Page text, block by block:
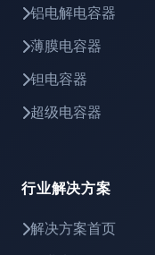
铝电解电容器
薄膜电容器
钽电容器
超级电容器
行业解决方案
解决方案首页